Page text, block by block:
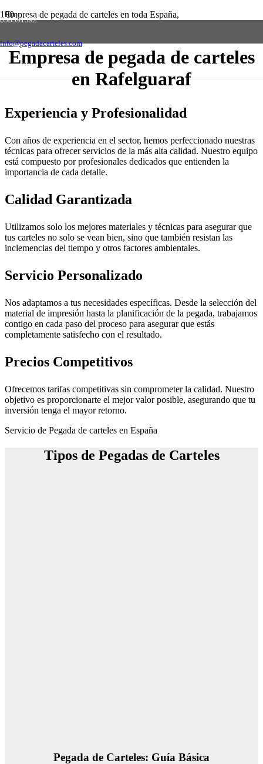
658591592
info@pegadacarteles.com
Empresa de pegada de carteles en toda España,
solicite presupuesto sin compromiso
Empresa de pegada de carteles
en Rafelguaraf
Experiencia y Profesionalidad
Con años de experiencia en el sector, hemos perfeccionado nuestras
técnicas para ofrecer servicios de la más alta calidad. Nuestro equipo
está compuesto por profesionales dedicados que entienden la
importancia de cada detalle.
Calidad Garantizada
Utilizamos solo los mejores materiales y técnicas para asegurar que
tus carteles no solo se vean bien, sino que también resistan las
inclemencias del tiempo y otros factores ambientales.
Servicio Personalizado
Nos adaptamos a tus necesidades específicas. Desde la selección del
material de impresión hasta la planificación de la pegada, trabajamos
contigo en cada paso del proceso para asegurar que estás
completamente satisfecho con el resultado.
Precios Competitivos
Ofrecemos tarifas competitivas sin comprometer la calidad. Nuestro
objetivo es proporcionarte el mejor valor posible, asegurando que tu
inversión tenga el mayor retorno.
Servicio de Pegada de carteles en España
Tipos de Pegadas de Carteles
Pegada de Carteles: Guía Básica